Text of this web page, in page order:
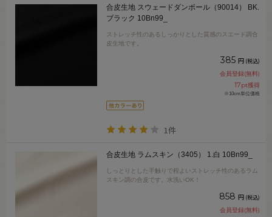
合皮生地 スウェードダンボール（90014） BK.
ブラック 10Bn99_
ストレッチ性のあるしっかりとした質感のスエード調合
皮生地です。
385 円 (税込)
会員登録(無料)
17pt獲得
※10cm単位価格
1件
合皮生地 ラムスキン（3405） 1.白 10Bn99_
しっとりとした手触りで程よいストレッチ性のあるラム
スキン調の合皮です。水洗いOK！
858 円 (税込)
会員登録(無料)